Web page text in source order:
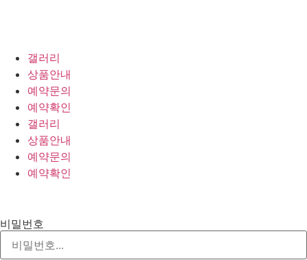
갤러리
상품안내
예약문의
예약확인
갤러리
상품안내
예약문의
예약확인
비밀번호